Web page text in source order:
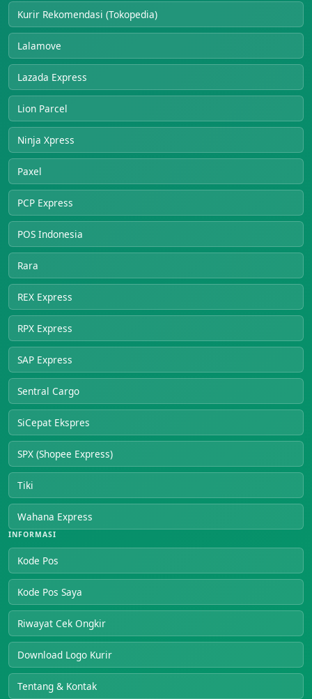
Kurir Rekomendasi (Tokopedia)
Lalamove
Lazada Express
Lion Parcel
Ninja Xpress
Paxel
PCP Express
POS Indonesia
Rara
REX Express
RPX Express
SAP Express
Sentral Cargo
SiCepat Ekspres
SPX (Shopee Express)
Tiki
Wahana Express
INFORMASI
Kode Pos
Kode Pos Saya
Riwayat Cek Ongkir
Download Logo Kurir
Tentang & Kontak